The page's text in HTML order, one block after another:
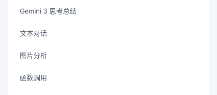
Gemini 3 思考总结
文本对话
图片分析
函数调用